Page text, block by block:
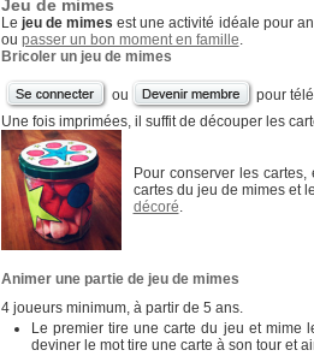
Jeu de mimes
Le jeu de mimes est une activité idéale pour
ou passer un bon moment en famille.
Bricoler un jeu de mimes
ou
pour
Une fois imprimées, il suffit de découper les
Pour conserver les
cartes du jeu de mimes et
décoré.
Animer une partie de jeu de mimes
4 joueurs minimum, à partir de 5 ans.
Le premier tire une carte du jeu et mime
deviner le mot tire une carte à son tour et